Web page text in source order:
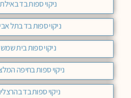
ניקוי ספות בד באילת
ניקוי ספות בד בתל
ניקוי ספות בית שמש
ניקוי ספות בחיפה
ניקוי ספות בד